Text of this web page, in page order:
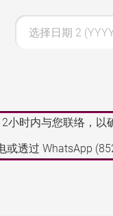
选择日期 2
小时内与您联络，以
或透过 WhatsApp